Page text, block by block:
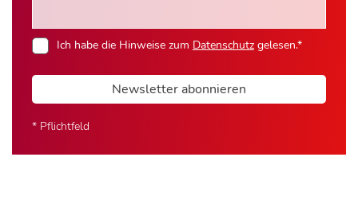
Ich habe die Hinweise zum Datenschutzgelesen.*
Newsletter abonnieren
* Pflichtfeld